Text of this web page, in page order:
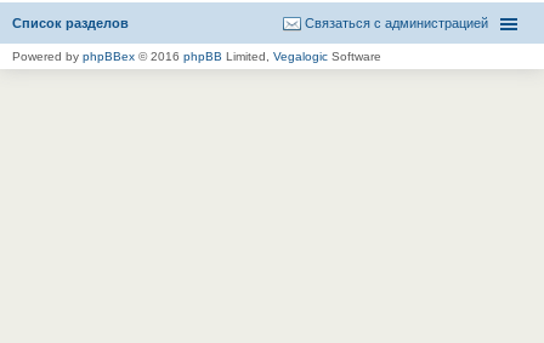
Список разделов Связаться с администрацией
Powered by phpBBex © 2016 phpBB Limited, Vegalogic Software